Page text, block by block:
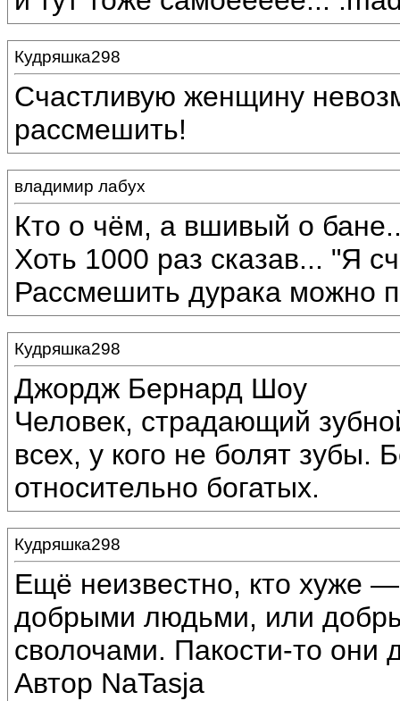
Кудряшка298
Счастливую женщину
рассмешить!
владимир лабух
Кто о чём, а вшивый о
Хоть 1000 раз сказав... "Я
Рассмешить дурака можно
Кудряшка298
Джордж Бернард Шоу
Человек, страдающий
всех, у кого не болят зубы.
относительно богатых.
Кудряшка298
Ещё неизвестно, кто хуже
добрыми людьми, или
сволочами. Пакости-то они
Автор NaTasja